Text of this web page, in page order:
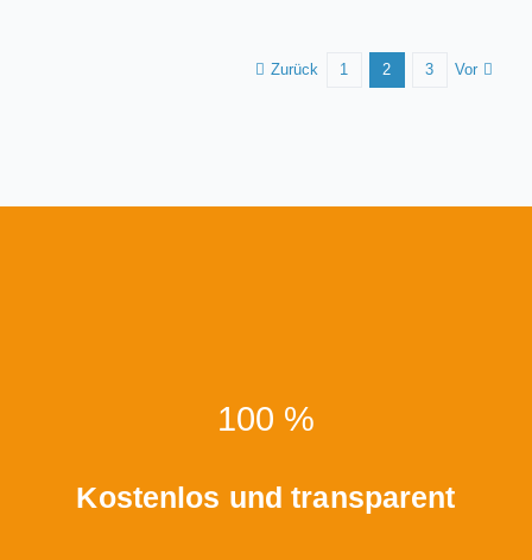
Zurück 1 2 3 Vor
100 %
Kostenlos und transparent